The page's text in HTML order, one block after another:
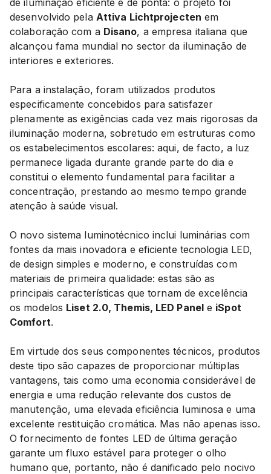
desenvolvido pela Attiva Lichtprojecten em
colaboração com a Disano, a empresa italiana que
alcançou fama mundial no sector da iluminação de
interiores e exteriores.
Para a instalação, foram utilizados produtos
especificamente concebidos para satisfazer
plenamente as exigências cada vez mais rigorosas da
iluminação moderna, sobretudo em estruturas como
os estabelecimentos escolares: aqui, de facto, a luz
permanece ligada durante grande parte do dia e
constitui o elemento fundamental para facilitar a
concentração, prestando ao mesmo tempo grande
atenção à saúde visual.
O novo sistema luminotécnico inclui luminárias com
fontes da mais inovadora e eficiente tecnologia LED,
de design simples e moderno, e construídas com
materiais de primeira qualidade: estas são as
principais características que tornam de excelência
os modelos Liset 2.0, Themis, LED Panele iSpot
Comfort.
Em virtude dos seus componentes técnicos, produtos
deste tipo são capazes de proporcionar múltiplas
vantagens, tais como uma economia considerável ​​de
energia e uma redução relevante dos custos de
manutenção, uma elevada eficiência luminosa e uma
excelente restituição cromática. Mas não apenas isso.
O fornecimento de fontes LED de última geração
garante um fluxo estável para proteger o olho
humano que, portanto, não é danificado pelo nocivo